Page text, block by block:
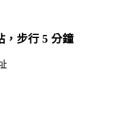
，步行 5 分鐘